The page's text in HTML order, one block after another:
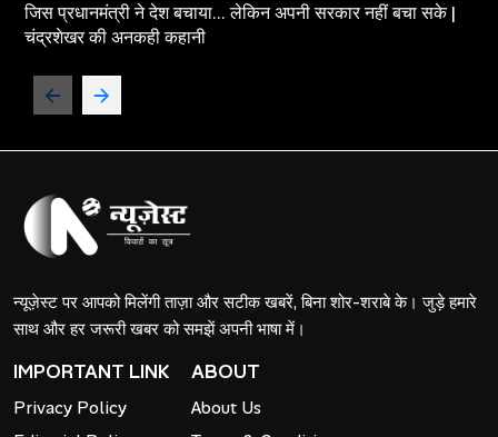
जिस प्रधानमंत्री ने देश बचाया... लेकिन अपनी सरकार नहीं बचा सके |
चंद्रशेखर की अनकही कहानी
न्यूज़ेस्ट पर आपको मिलेंगी ताज़ा और सटीक खबरें, बिना शोर-शराबे के। जुड़े हमारे
साथ और हर जरूरी खबर को समझें अपनी भाषा में।
IMPORTANT LINK
Privacy Policy
ABOUT
About Us